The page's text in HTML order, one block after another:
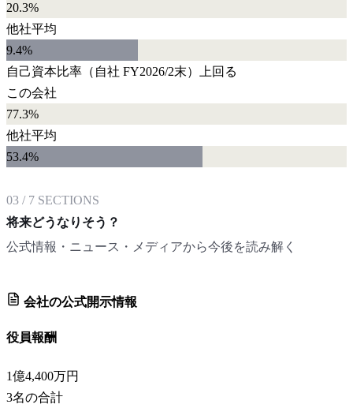
20.3%
他社平均
9.4%
自己資本比率 （自社 FY2026/2末）
上回る
この会社
77.3%
他社平均
53.4%
03 / 7 SECTIONS
将来どうなりそう？
公式情報・ニュース・メディアから今後を読み解く
会社の公式開示情報
役員報酬
1億4,400万円
3名の合計